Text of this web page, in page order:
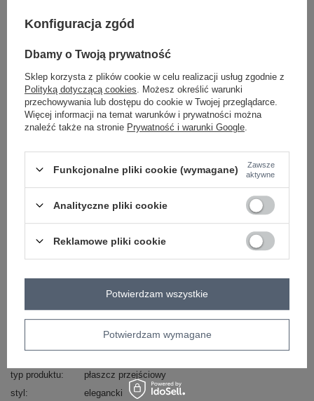
brązowy
ZALOGUJ SIĘ I ZOBACZ CENĘ
Masz pytanie? Chętnie pomożemy.
Zadzwoń+48 601 547 740 Zadaj pytanie
skład materiału : 100% poliester
sposób prania : pranie w pralce w 30°C
IT-PL-FL5712.84
typ produktu
płaszcz przejściowy
styl
elegancki
Konfiguracja zgód
Dbamy o Twoją prywatność
Sklep korzysta z plików cookie w celu realizacji usług zgodnie z
Polityką dotyczącą cookies . Możesz określić warunki
przechowywania lub dostępu do cookie w Twojej przeglądarce.
Więcej informacji na temat warunków i prywatności można
znaleźć także na stronie Prywatność i warunki Google
Funkcjonalne pliki cookie (wymagane)
Zawsze
aktywne
Analityczne pliki cookie
Reklamowe pliki cookie
Potwierdzam wymagane
Potwierdzam wszystkie